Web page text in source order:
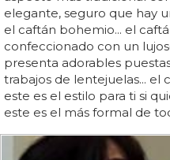
elegante, seguro que hay
el caftán bohemio... el
confeccionado con un
presenta adorables
trabajos de lentejuelas... el
este es el estilo para ti si
este es el más formal de